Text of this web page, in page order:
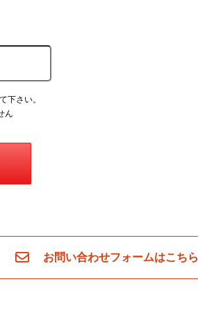
下さい。
ん
お問い合わせフォームはこちら